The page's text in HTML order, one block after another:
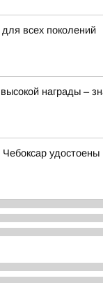
всех поколений
награды –